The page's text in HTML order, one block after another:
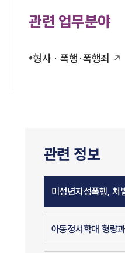
관련 업무분야
형사 · 폭행·폭행죄
관련 정보
미성년자성폭행, 처
아동정서학대 형량